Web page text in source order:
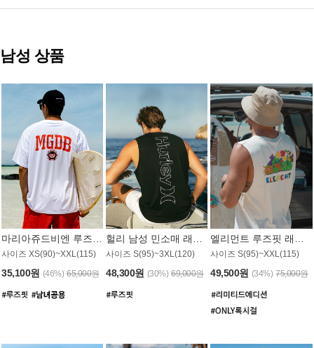
남성 상품
사이즈 XS(90)~XXL(115)
35,100원 (46%) 65,000원
사이즈 S(95)~3XL(120)
48,300원 (30%) 69,000원
사이즈 S(95)~XXL(115)
49,500원 (34%) 75,000원